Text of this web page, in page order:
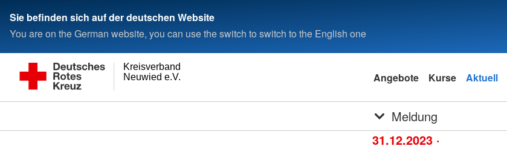
Sie befinden sich auf der deutschen Website
You are on the German website, you can use the switch to switch to the English one
Neuwied e.V.
Kreisverband
Angebote Kurse Aktuell
Meldung
31.12.2023 ·